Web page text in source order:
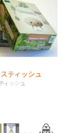
ティッシュ
ィッシュ